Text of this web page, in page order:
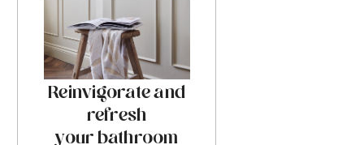
Reinvigorate and
refresh